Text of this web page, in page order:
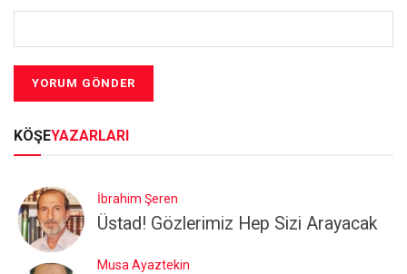
KÖŞEYAZARLARI
İbrahim Şeren
Üstad! Gözlerimiz Hep Sizi Arayacak
Musa Ayaztekin